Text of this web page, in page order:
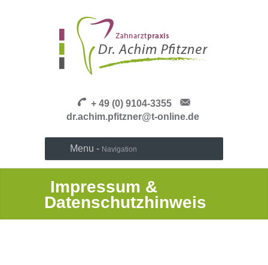
+ 49 (0) 9104-3355
dr.achim.pfitzner@t-online.de
Menu - Navigation
Impressum &
Datenschutzhinweis